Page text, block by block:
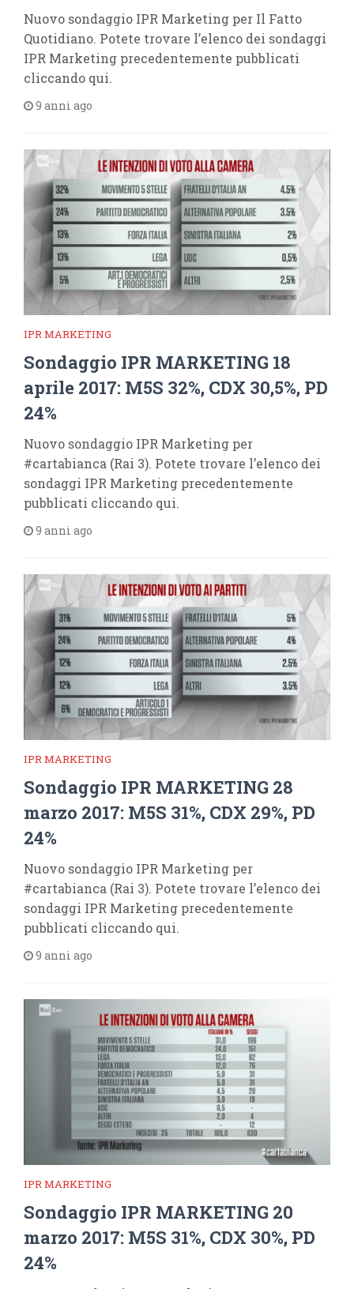
Nuovo sondaggio IPR Marketing per Il Fatto
Quotidiano. Potete trovare l’elenco dei sondaggi
IPR Marketing precedentemente pubblicati
cliccando qui.
9 anni ago
IPR MARKETING
Sondaggio IPR MARKETING 18
aprile 2017: M5S 32%, CDX 30,5%, PD
24%
Nuovo sondaggio IPR Marketing per
#cartabianca (Rai 3). Potete trovare l’elenco dei
sondaggi IPR Marketing precedentemente
pubblicati cliccando qui.
9 anni ago
IPR MARKETING
Sondaggio IPR MARKETING 28
marzo 2017: M5S 31%, CDX 29%, PD
24%
Nuovo sondaggio IPR Marketing per
#cartabianca (Rai 3). Potete trovare l’elenco dei
sondaggi IPR Marketing precedentemente
pubblicati cliccando qui.
9 anni ago
IPR MARKETING
Sondaggio IPR MARKETING 20
marzo 2017: M5S 31%, CDX 30%, PD
24%